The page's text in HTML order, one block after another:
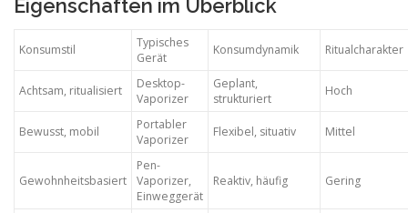
Eigenschaften im Überblick
Konsumstil
Typisches
Gerät
Konsumdynamik Ritualcharakter
Achtsam, ritualisiert
Desktop-
Vaporizer
Geplant,
strukturiert
Hoch
Bewusst, mobil
Portabler
Vaporizer
Flexibel, situativ Mittel
Gewohnheitsbasiert
Pen-
Vaporizer,
Einweggerät
Reaktiv, häufig Gering